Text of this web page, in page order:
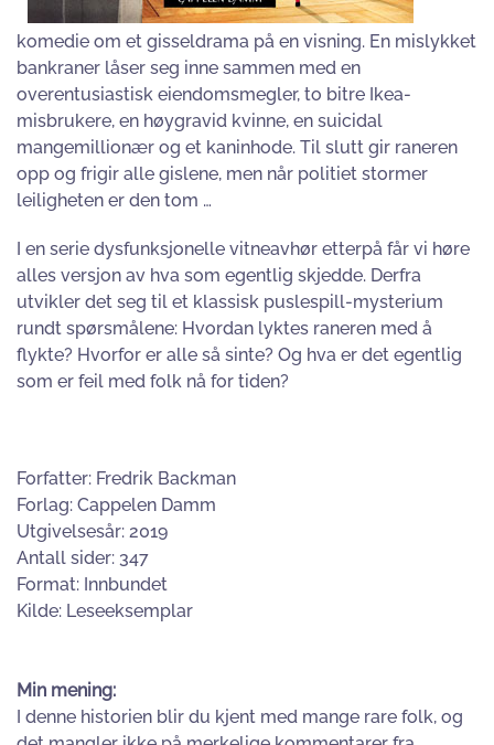
komedie om et gisseldrama på en visning. En mislykket
bankraner låser seg inne sammen med en
overentusiastisk eiendomsmegler, to bitre Ikea-
misbrukere, en høygravid kvinne, en suicidal
mangemillionær og et kaninhode. Til slutt gir raneren
opp og frigir alle gislene, men når politiet stormer
leiligheten er den tom …
I en serie dysfunksjonelle vitneavhør etterpå får vi høre
alles versjon av hva som egentlig skjedde. Derfra
utvikler det seg til et klassisk puslespill-mysterium
rundt spørsmålene: Hvordan lyktes raneren med å
flykte? Hvorfor er alle så sinte? Og hva er det egentlig
som er feil med folk nå for tiden?
Forfatter: Fredrik Backman
Forlag: Cappelen Damm
Utgivelsesår: 2019
Antall sider: 347
Format: Innbundet
Kilde: Leseeksemplar
Min mening:
I denne historien blir du kjent med mange rare folk, og